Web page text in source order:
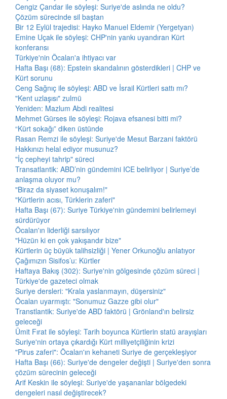
Cengiz Çandar ile söyleşi: Suriye'de aslında ne oldu?
Çözüm sürecinde sil baştan
Bir 12 Eylül trajedisi: Hayko Manuel Eldemir (Yergetyan)
Emine Uçak ile söyleşi: CHP'nin yankı uyandıran Kürt
konferansı
Türkiye'nin Öcalan'a ihtiyacı var
Hafta Başı (68): Epstein skandalının gösterdikleri | CHP ve
Kürt sorunu
Ceng Sağnıç ile söyleşi: ABD ve İsrail Kürtleri sattı mı?
"Kent uzlaşısı" zulmü
Yeniden: Mazlum Abdi realitesi
Mehmet Gürses ile söyleşi: Rojava efsanesi bitti mi?
“Kürt sokağı” diken üstünde
Rasan Remzi ile söyleşi: Suriye'de Mesut Barzani faktörü
Hakkınızı helal ediyor musunuz?
"İç cepheyi tahrip" süreci
Transatlantik: ABD’nin gündemini ICE belirliyor | Suriye’de
anlaşma oluyor mu?
"Biraz da siyaset konuşalım!"
"Kürtlerin acısı, Türklerin zaferi"
Hafta Başı (67): Suriye Türkiye'nin gündemini belirlemeyi
sürdürüyor
Öcalan'ın liderliği sarsılıyor
"Hüzün ki en çok yakışandır bize"
Kürtlerin üç büyük talihsizliği | Yener Orkunoğlu anlatıyor
Çağımızın Sisifos’u: Kürtler
Haftaya Bakış (302): Suriye'nin gölgesinde çözüm süreci |
Türkiye'de gazeteci olmak
Suriye dersleri: "Krala yaslanmayın, düşersiniz"
Öcalan uyarmıştı: "Sonumuz Gazze gibi olur"
Transtlantik: Suriye'de ABD faktörü | Grönland'ın belirsiz
geleceği
Ümit Fırat ile söyleşi: Tarih boyunca Kürtlerin statü arayışları
Suriye'nin ortaya çıkardığı Kürt milliyetçiliğinin krizi
"Pirus zaferi": Öcalan'ın kehaneti Suriye de gerçekleşiyor
Hafta Başı (66): Suriye'de dengeler değişti | Suriye'den sonra
çözüm sürecinin geleceği
Arif Keskin ile söyleşi: Suriye'de yaşananlar bölgedeki
dengeleri nasıl değiştirecek?